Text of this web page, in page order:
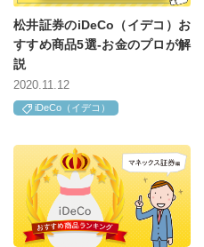
松井証券のiDeCo（イデコ）お
すすめ商品5選-お金のプロが解
説
2020.11.12
iDeCo（イデコ）